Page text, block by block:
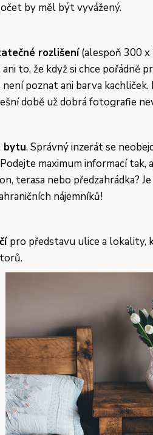
by měl být vyvážený.
rozlišení(alespoň 300 x
ani to, že když si chce
poznat ani barva
době už dobrá fotografie
bytu. Správný inzerát se
maximum informací
terasa nebo
nájemníků!
pro představu ulice a lokality,